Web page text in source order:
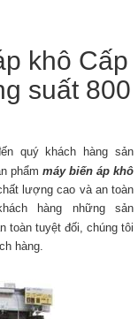
khô Cấp
suất 800
quý khách hàng sản
phẩm máy biến áp khô
lượng cao và an toàn
hàng những sản
toàn tuyệt đối, chúng tôi
hàng.